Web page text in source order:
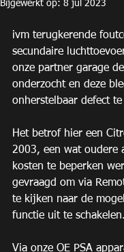
Bijgewerkt op: 8 jul 2023
ivm terugkerende
secundaire
onze partner garage
onderzocht en deze
onherstelbaar defect
Het betrof hier een
2003, een wat oudere
kosten te beperken
gevraagd om via
te kijken naar de
functie uit te schakelen.
Via onze OE PSA